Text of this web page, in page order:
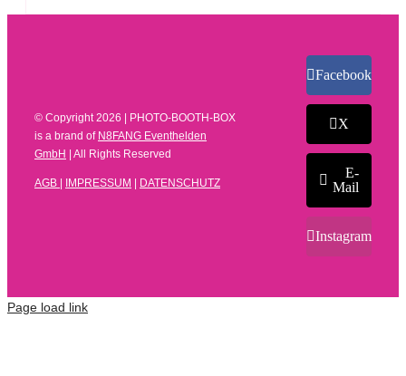
© Copyright2026 | PHOTO-BOOTH-BOX
is a brand of N8FANG Eventhelden
GmbH
| All Rights Reserved
AGB IMPRESSUM DATENSCHUTZ
Facebook
X
E-
Mail
Instagram
Page load link